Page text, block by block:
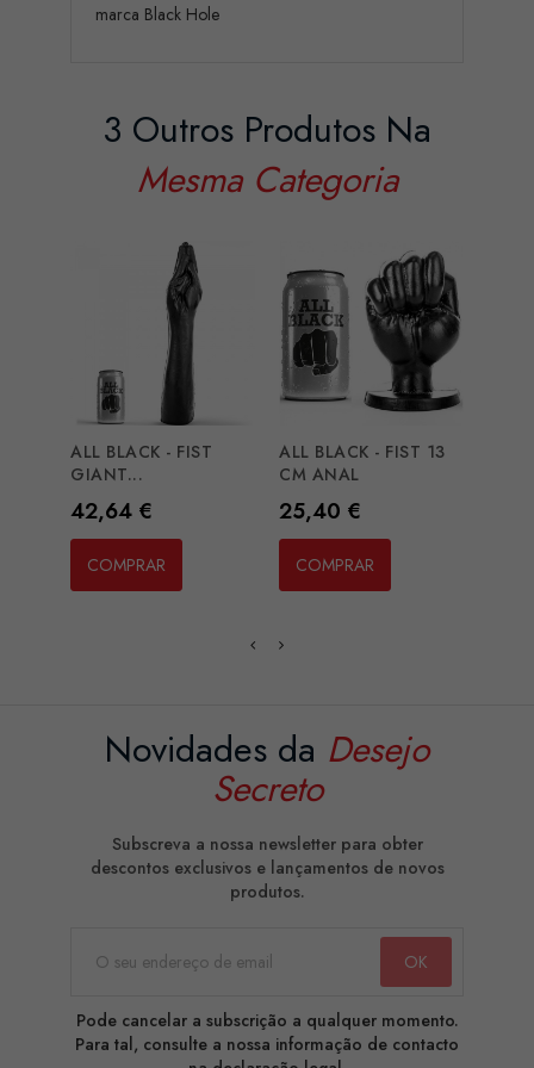
marca Black Hole
3 Outros Produtos Na
Mesma Categoria
ALL BLACK - FIST
GIANT...
Preço
42,64 €
COMPRAR
ALL BLACK - FIST 13
CM ANAL
Preço
25,40 €
COMPRAR
Novidades da Desejo
Secreto
Subscreva a nossa newsletter para obter
descontos exclusivos e lançamentos de novos
produtos.
Pode cancelar a subscrição a qualquer momento.
Para tal, consulte a nossa informação de contacto